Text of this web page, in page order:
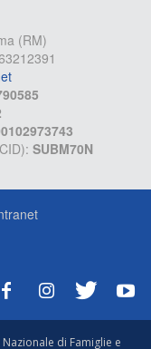
(RM)
SUBM70N
di Famiglie e